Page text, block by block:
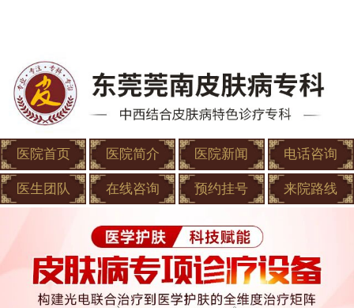
医院首页 医院简介 医院新闻 电话咨询
医生团队 在线咨询 预约挂号 来院路线